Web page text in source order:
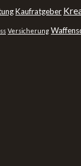
Kaufratgeber
Versicherung